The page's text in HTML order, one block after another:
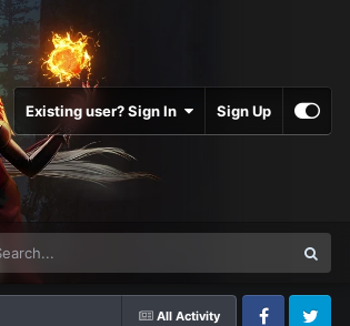
Existing user? Sign In Sign Up
All Activity